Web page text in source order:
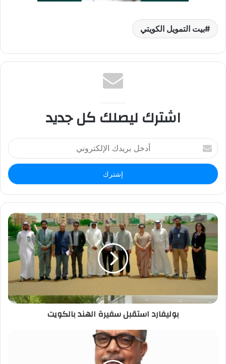
بيت التمويل الكويتي
اشترك ليصلك كل جديد
أ
د
خ
ل
ر
د
ا
ل
ر
بوليفارد استقبل سفيرة الهند بالكويت